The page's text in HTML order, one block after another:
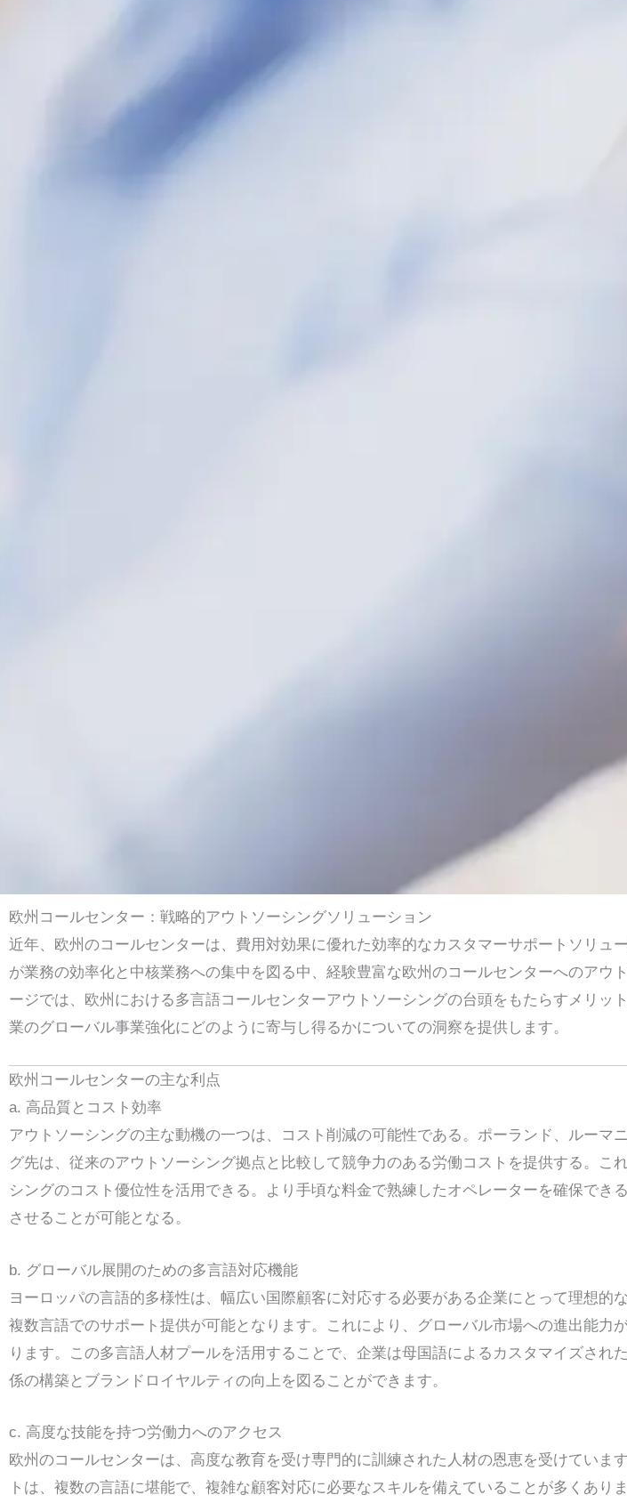
欧州コールセンター：戦略的アウトソーシングソリューション
近年、欧州のコールセンターは、費用対効果に優れた効率的なカスタマーサポートソリュ
が業務の効率化と中核業務への集中を図る中、経験豊富な欧州のコールセンターへのア
ージでは、欧州における多言語コールセンターアウトソーシングの台頭をもたらすメリッ
業のグローバル事業強化にどのように寄与し得るかについての洞察を提供します。
欧州コールセンターの主な利点
a. 高品質とコスト効率
アウトソーシングの主な動機の一つは、コスト削減の可能性である。ポーランド、ルーマ
グ先は、従来のアウトソーシング拠点と比較して競争力のある労働コストを提供する。
シングのコスト優位性を活用できる。より手頃な料金で熟練したオペレーターを確保で
させることが可能となる。
b. グローバル展開のための多言語対応機能
ヨーロッパの言語的多様性は、幅広い国際顧客に対応する必要がある企業にとって理想
複数言語でのサポート提供が可能となります。これにより、グローバル市場への進出能力
ります。この多言語人材プールを活用することで、企業は母国語によるカスタマイズさ
係の構築とブランドロイヤルティの向上を図ることができます。
c. 高度な技能を持つ労働力へのアクセス
欧州のコールセンターは、高度な教育を受け専門的に訓練された人材の恩恵を受けていま
トは、複数の言語に堪能で、複雑な顧客対応に必要なスキルを備えていることが多くあ